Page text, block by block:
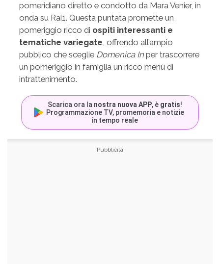
pomeridiano diretto e condotto da Mara Venier, in
onda su Rai1. Questa puntata promette un
pomeriggio ricco di ospiti interessanti e
tematiche variegate, offrendo all’ampio
pubblico che sceglie Domenica In per trascorrere
un pomeriggio in famiglia un ricco menù di
intrattenimento.
Scarica ora la nostra nuova APP, è gratis!
Programmazione TV, promemoria e notizie
in tempo reale